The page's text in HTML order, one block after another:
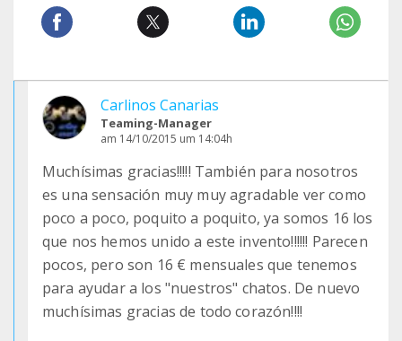
Carlinos Canarias
Teaming-Manager
am 14/10/2015 um 14:04h
Muchísimas gracias!!!!! También para nosotros
es una sensación muy muy agradable ver como
poco a poco, poquito a poquito, ya somos 16 los
que nos hemos unido a este invento!!!!!! Parecen
pocos, pero son 16 € mensuales que tenemos
para ayudar a los "nuestros" chatos. De nuevo
muchísimas gracias de todo corazón!!!!